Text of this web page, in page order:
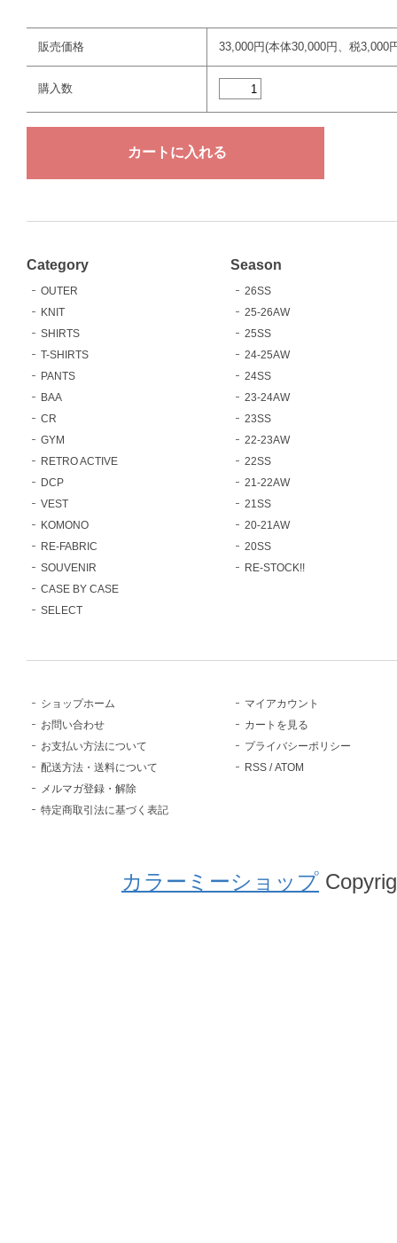
販売価格 33,000円(本体30,000円、税3,000
購入数
Category
OUTER
KNIT
SHIRTS
T-SHIRTS
PANTS
BAA
CR
GYM
RETRO ACTIVE
DCP
VEST
KOMONO
RE-FABRIC
SOUVENIR
CASE BY CASE
SELECT
Season
26SS
25-26AW
25SS
24-25AW
24SS
23-24AW
23SS
22-23AW
22SS
21-22AW
21SS
20-21AW
20SS
RE-STOCK!!
ショップホーム
お問い合わせ
お支払い方法について
配送方法・送料について
メルマガ登録・解除
特定商取引法に基づく表記
マイアカウント
カートを見る
プライバシーポリシー
RSS /ATOM
カラーミーショップ